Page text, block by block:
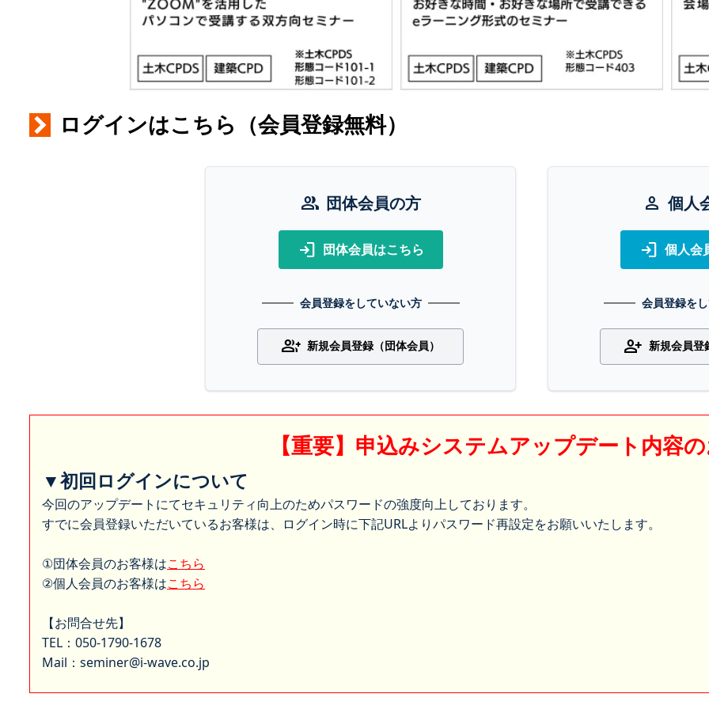
ログインはこちら（会員登録無料）
group 団体会員の方
login 団体会員はこちら
会員登録をしていない方
group_add 新規会員登録（団体会員）
person 個人
login 個人会
会員登録を
person_add 新規会員登
【重要】申込みシステムアップデート内容
▼初回ログインについて
今回のアップデートにてセキュリティ向上のためパスワードの強度向上しております。
すでに会員登録いただいているお客様は、ログイン時に下記URLよりパスワード再設定をお願いいたします。
①団体会員のお客様はこちら
②個人会員のお客様はこちら
【お問合せ先】
TEL：050-1790-1678
Mail：seminer@i-wave.co.jp